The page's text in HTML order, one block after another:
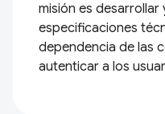
misión es desarrollar
especificaciones
dependencia de las
autenticar a los